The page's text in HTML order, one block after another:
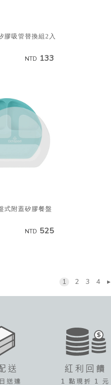
膠吸管替換組2入
NTD 133
式附蓋矽膠餐盤
NTD 525
1 2 3 4 ▸